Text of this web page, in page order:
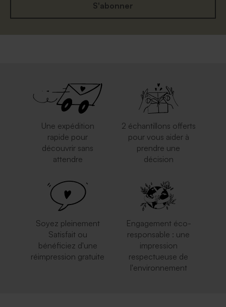
S'abonner
Une expédition
rapide pour
découvrir sans
attendre
2 échantillons offerts
pour vous aider à
prendre une
décision
Soyez pleinement
Satisfait ou
bénéficiez d'une
réimpression gratuite
Engagement éco-
responsable : une
impression
respectueuse de
l'environnement